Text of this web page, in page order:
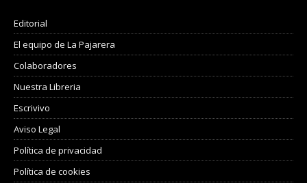
Editorial
El equipo de La Pajarera
Colaboradores
Nuestra Libreria
Escrivivo
Aviso Legal
Política de privacidad
Política de cookies